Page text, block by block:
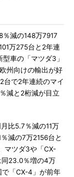
減の148万7917
万275台と2年連
車の「マツダ3」
州向けの輸出が好
台で2年連続のマイ
減と2桁減が目立
比5.7％減の11万
減の7万2156台と
マツダ3や「CX-
同23.0％増の4万
で「CX-4」が前年